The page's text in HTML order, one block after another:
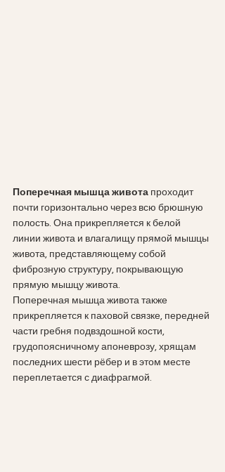
Поперечная мышца живота проходит
почти горизонтально через всю брюшную
полость. Она прикрепляется к белой
линии живота и влагалищу прямой мышцы
живота, представляющему собой
фиброзную структуру, покрывающую
прямую мышцу живота.
Поперечная мышца живота также
прикрепляется к паховой связке, передней
части гребня подвздошной кости,
грудопоясничному апоневрозу, хрящам
последних шести рёбер и в этом месте
переплетается с диафрагмой.